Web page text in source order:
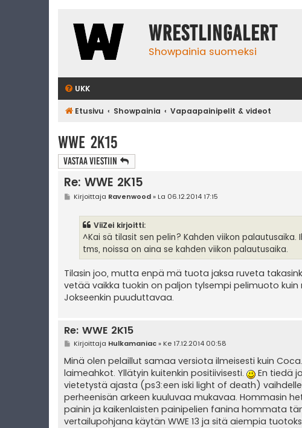
WrestlingAlert
Showpainia suomeksi
UKK
Etusivu Showpainia Vapaapainipelit & videot
WWE 2K15
Vastaa Viestiin
Re: WWE 2K15
VKirjoittaja Ravenwood» La 06.12.2014 17:15
ViiZei kirjoitti:
^Kai sä tilasit sen pelin? Kahden viikon
tms, noissa on aina se kahden viikon palautusaika.
Tilasin joo, mutta enpä mä tuota jaksa ruveta
vetää vaikka tuokin on paljon tylsempi pelimuoto kuin
Jokseenkin puuduttavaa.
Re: WWE 2K15
V
e
s
t
i
Kirjoittaja Hulkamaniac» Ke 17.12.2014 00:58
Minä olen pelaillut samaa versiota ilmeisesti kuin
laimeahkot. Yllätyin kuitenkin positiivisesti.
En tiedä
vietetystä ajasta (ps3:een iski light of death)
perheenisän arkeen kuuluvaa mukavaa. Hommasin
painin ja kaikenlaisten painipelien fanina hommata
vertailupohjana käytän WWE 13 ja sitä aiempia